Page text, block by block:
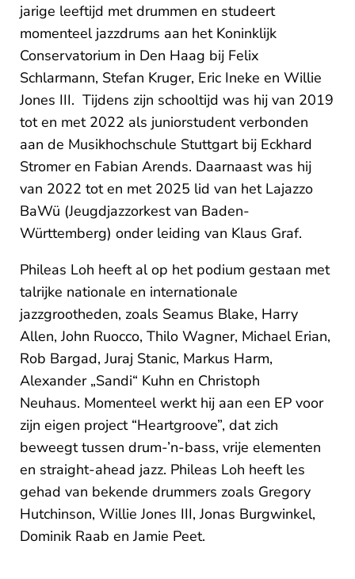
jarige leeftijd met drummen en studeert
momenteel jazzdrums aan het Koninklijk
Conservatorium in Den Haag bij Felix
Schlarmann, Stefan Kruger, Eric Ineke en Willie
Jones III. Tijdens zijn schooltijd was hij van 2019
tot en met 2022 als juniorstudent verbonden
aan de Musikhochschule Stuttgart bij Eckhard
Stromer en Fabian Arends. Daarnaast was hij
van 2022 tot en met 2025 lid van het Lajazzo
BaWü (Jeugdjazzorkest van Baden-
Württemberg) onder leiding van Klaus Graf.
Phileas Loh heeft al op het podium gestaan met
talrijke nationale en internationale
jazzgrootheden, zoals Seamus Blake, Harry
Allen, John Ruocco, Thilo Wagner, Michael Erian,
Rob Bargad, Juraj Stanic, Markus Harm,
Alexander „Sandi“ Kuhn en Christoph
Neuhaus. Momenteel werkt hij aan een EP voor
zijn eigen project “Heartgroove”, dat zich
beweegt tussen drum-’n-bass, vrije elementen
en straight-ahead jazz. Phileas Loh heeft les
gehad van bekende drummers zoals Gregory
Hutchinson, Willie Jones III, Jonas Burgwinkel,
Dominik Raab en Jamie Peet.